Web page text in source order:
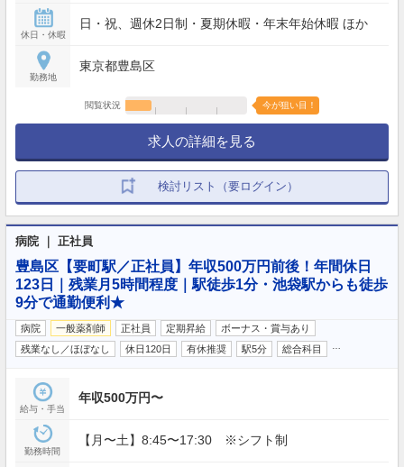
休日・休暇
日・祝、週休2日制・夏期休暇・年末年始休暇 ほか
勤務地
東京都豊島区
閲覧状況 今が狙い目！
求人の詳細を見る
検討リスト（要ログイン）
病院 ｜ 正社員
豊島区【要町駅／正社員】年収500万円前後！年間休日
123日｜残業月5時間程度｜駅徒歩1分・池袋駅からも徒歩
9分で通勤便利★
病院 一般薬剤師 正社員 定期昇給
ボーナス・賞与あり
残業なし／ほぼなし
休日120日 有休推奨 駅5分 総合科目
給与・手当
年収500万円〜
勤務時間
【月〜土】8:45〜17:30 ※シフト制